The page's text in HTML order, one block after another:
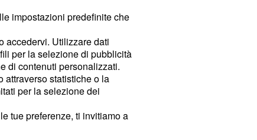
impostazioni predefinite che
accedervi. Utilizzare dati
per la selezione di pubblicità
di contenuti personalizzati.
attraverso statistiche o la
per la selezione dei
tue preferenze, ti invitiamo a